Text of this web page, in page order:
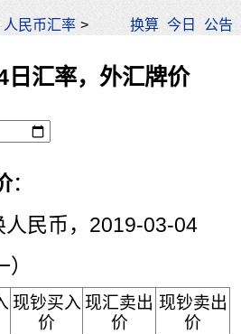
人民币汇率 > 换算 今日 公告
日汇率，外汇牌价
：
民币，2019-03-04
现钞买入
价
现汇卖出
价
现钞卖出
价